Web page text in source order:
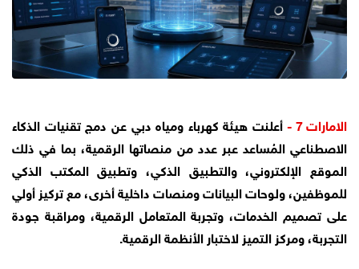
الامارات 7 -
أعلنت هيئة كهرباء ومياه دبي عن دمج تقنيات الذكاء
الاصطناعي المُساعد عبر عدد من منصاتها الرقمية، بما في ذلك
الموقع الإلكتروني، والتطبيق الذكي، وتطبيق المكتب الذكي
للموظفين، ولوحات البيانات ومنصات داخلية أخرى، مع تركيز أولي
على تصميم الخدمات، وتجربة المتعامل الرقمية، ومراقبة جودة
التجربة، ومركز التميز لاختبار الأنظمة الرقمية.